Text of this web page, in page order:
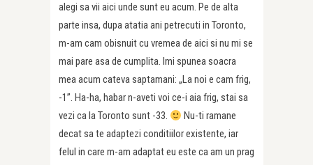
alegi sa vii aici unde sunt eu acum. Pe de alta
parte insa, dupa atatia ani petrecuti in Toronto,
m-am cam obisnuit cu vremea de aici si nu mi se
mai pare asa de cumplita. Imi spunea soacra
mea acum cateva saptamani: „La noi e cam frig,
-1”. Ha-ha, habar n-aveti voi ce-i aia frig, stai sa
vezi ca la Toronto sunt -33.
Nu-ti ramane
decat sa te adaptezi conditiilor existente, iar
felul in care m-am adaptat eu este ca am un prag